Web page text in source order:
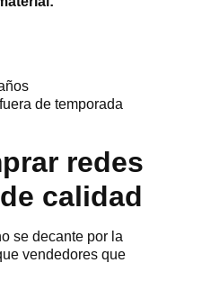
de temporada
redes
calidad
se decante por la
vendedores que